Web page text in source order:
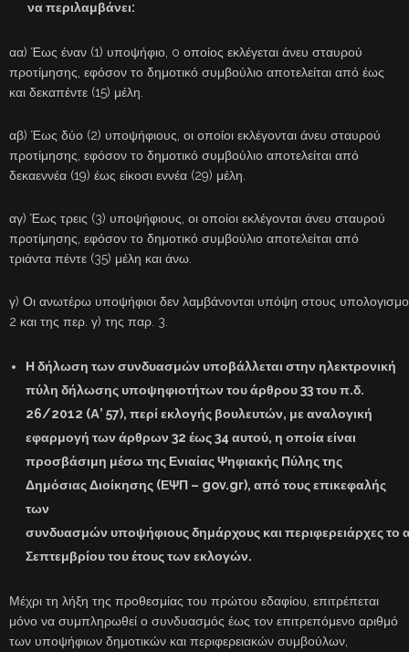
να περιλαμβάνει:
αα) Έως έναν (1) υποψήφιο, o οποίος εκλέγεται άνευ σταυρού
προτίμησης, εφόσον το δημοτικό συμβούλιο αποτελείται από έως
και δεκαπέντε (15) μέλη.
αβ) Έως δύο (2) υποψήφιους, οι οποίοι εκλέγονται άνευ σταυρού
προτίμησης, εφόσον το δημοτικό συμβούλιο αποτελείται από
δεκαεννέα (19) έως είκοσι εννέα (29) μέλη.
αγ) Έως τρεις (3) υποψήφιους, οι οποίοι εκλέγονται άνευ σταυρού
προτίμησης, εφόσον το δημοτικό συμβούλιο αποτελείται από
τριάντα πέντε (35) μέλη και άνω.
γ) Οι ανωτέρω υποψήφιοι δεν λαμβάνονται υπόψη στους
2 και της περ. γ) της παρ. 3.
Η δήλωση των συνδυασμών υποβάλλεται στην ηλεκτρονική
πύλη δήλωσης υποψηφιοτήτων του άρθρου 33 του π.δ.
26/2012 (Α’ 57), περί εκλογής βουλευτών, με αναλογική
εφαρμογή των άρθρων 32 έως 34 αυτού, η οποία είναι
προσβάσιμη μέσω της Ενιαίας Ψηφιακής Πύλης της
Δημόσιας Διοίκησης (ΕΨΠ – gov.gr), από τους επικεφαλής
των
συνδυασμών υποψήφιους δημάρχους και περιφερειάρχες το
Σεπτεμβρίου του έτους των εκλογών.
Μέχρι τη λήξη της προθεσμίας του πρώτου εδαφίου, επιτρέπεται
μόνο να συμπληρωθεί ο συνδυασμός έως τον επιτρεπόμενο αριθμό
των υποψήφιων δημοτικών και περιφερειακών συμβούλων,